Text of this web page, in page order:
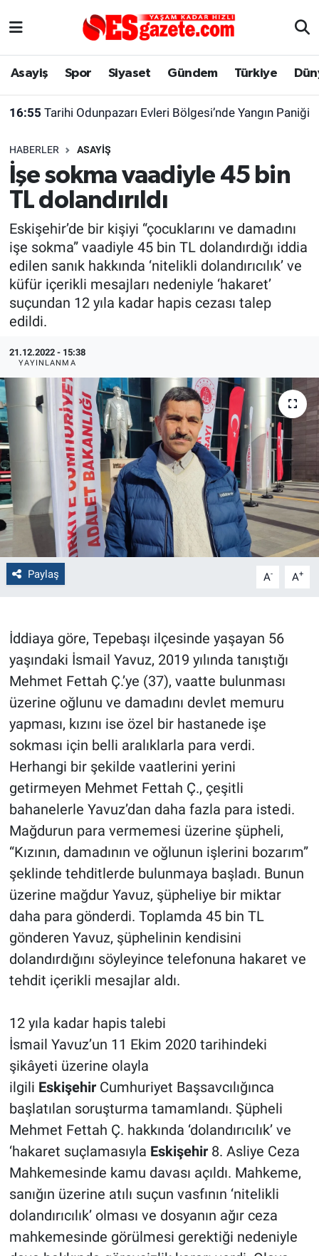
Asayiş Spor Siyaset Gündem Türkiye
16:55 Tarihi Odunpazarı Evleri Bölgesi’nde Yangın Paniği
HABERLER ASAYIŞ
İşe sokma vaadiyle 45 bin
TL dolandırıldı
Eskişehir’de bir kişiyi “çocuklarını ve damadını
işe sokma” vaadiyle 45 bin TL dolandırdığı iddia
edilen sanık hakkında ‘nitelikli dolandırıcılık’ ve
küfür içerikli mesajları nedeniyle ‘hakaret’
suçundan 12 yıla kadar hapis cezası talep
edildi.
21.12.2022 - 15:38
YAYINLANMA
Paylaş A- A+
İddiaya göre, Tepebaşı ilçesinde yaşayan 56
yaşındaki İsmail Yavuz, 2019 yılında tanıştığı
Mehmet Fettah Ç.’ye (37), vaatte bulunması
üzerine oğlunu ve damadını devlet memuru
yapması, kızını ise özel bir hastanede işe
sokması için belli aralıklarla para verdi.
Herhangi bir şekilde vaatlerini yerini
getirmeyen Mehmet Fettah Ç., çeşitli
bahanelerle Yavuz’dan daha fazla para istedi.
Mağdurun para vermemesi üzerine şüpheli,
“Kızının, damadının ve oğlunun işlerini bozarım”
şeklinde tehditlerde bulunmaya başladı. Bunun
üzerine mağdur Yavuz, şüpheliye bir miktar
daha para gönderdi. Toplamda 45 bin TL
gönderen Yavuz, şüphelinin kendisini
dolandırdığını söyleyince telefonuna hakaret ve
tehdit içerikli mesajlar aldı.
12 yıla kadar hapis talebi
İsmail Yavuz’un 11 Ekim 2020 tarihindeki
şikâyeti üzerine olayla
ilgili EskişehirCumhuriyet Başsavcılığınca
başlatılan soruşturma tamamlandı. Şüpheli
Mehmet Fettah Ç. hakkında ‘dolandırıcılık’ ve
‘hakaret suçlamasıyla Eskişehir8. Asliye Ceza
Mahkemesinde kamu davası açıldı. Mahkeme,
sanığın üzerine atılı suçun vasfının ‘nitelikli
dolandırıcılık’ olması ve dosyanın ağır ceza
mahkemesinde görülmesi gerektiği nedeniyle
Asayiş
Gündem
Türkiye
Dünya
Sağlık
Alış-Veriş/İş dünyası
Yaşam
Eskişehirspor Arşivi
Eskişehir Arşivi
Röportaj
Ekonomi
Kültür Sanat
Politika
Bilecik
Kütahya
Gezi
Genel
Çevre
Yerel
Bilim ve Teknoloji
Eskişehir Nöbetçi Eczaneler
Süper Lig Puan Durumu ve Fikstür
Tüm Manşetler
Son Dakika Haberleri
Haber Arşivi